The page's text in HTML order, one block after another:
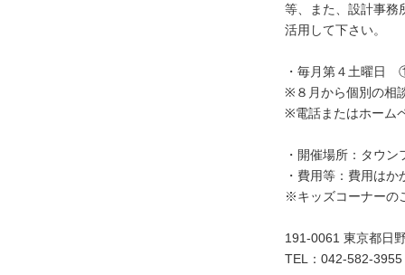
等、また、設計事務
活用して下さい。
・毎月第４土曜日
※８月から個別の相
※電話またはホーム
・開催場所：タウ
・費用等：費用は
※キッズコーナーの
191-0061 東京都日
TEL：042-582-3955